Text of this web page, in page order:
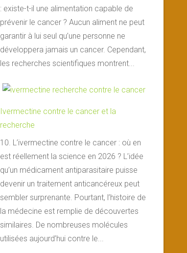
: existe-t-il une alimentation capable de
prévenir le cancer ? Aucun aliment ne peut
garantir à lui seul qu’une personne ne
développera jamais un cancer. Cependant,
les recherches scientifiques montrent...
Ivermectine contre le cancer et la
recherche
10. L’ivermectine contre le cancer : où en
est réellement la science en 2026 ? L’idée
qu’un médicament antiparasitaire puisse
devenir un traitement anticancéreux peut
sembler surprenante. Pourtant, l’histoire de
la médecine est remplie de découvertes
similaires. De nombreuses molécules
utilisées aujourd’hui contre le...